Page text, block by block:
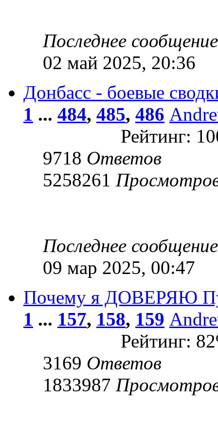
Последнее
02 май 2025, 20:36
Донбасс - боевые
1 ... 484, 485, 486
Рейтинг:
9718 Ответов
5258261
Последнее
09 мар 2025, 00:47
Почему я ДОВЕРЯЮ
1 ... 157, 158, 159
Рейтинг:
3169 Ответов
1833987